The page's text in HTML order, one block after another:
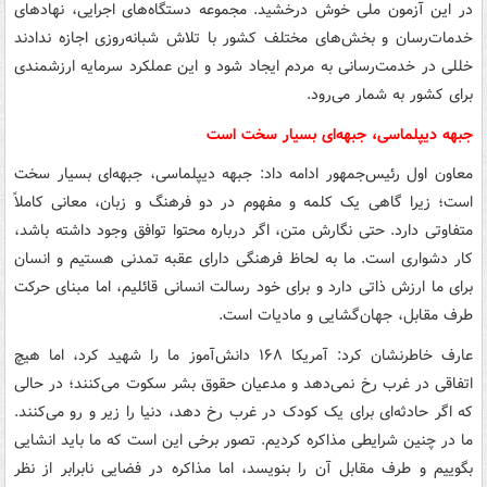
در این آزمون ملی خوش درخشید. مجموعه دستگاه‌های اجرایی، نهادهای
خدمات‌رسان و بخش‌های مختلف کشور با تلاش شبانه‌روزی اجازه ندادند
خللی در خدمت‌رسانی به مردم ایجاد شود و این عملکرد سرمایه ارزشمندی
برای کشور به شمار می‌رود.
جبهه دیپلماسی، جبهه‌ای بسیار سخت است
معاون اول رئیس‌جمهور ادامه داد: جبهه دیپلماسی، جبهه‌ای بسیار سخت
است؛ زیرا گاهی یک کلمه و مفهوم در دو فرهنگ و زبان، معانی کاملاً
متفاوتی دارد. حتی نگارش متن، اگر درباره محتوا توافق وجود داشته باشد،
کار دشواری است. ما به لحاظ فرهنگی دارای عقبه تمدنی هستیم و انسان
برای ما ارزش ذاتی دارد و برای خود رسالت انسانی قائلیم، اما مبنای حرکت
طرف مقابل، جهان‌گشایی و مادیات است.
عارف خاطرنشان کرد: آمریکا ۱۶۸ دانش‌آموز ما را شهید کرد، اما هیچ
اتفاقی در غرب رخ نمی‌دهد و مدعیان حقوق بشر سکوت می‌کنند؛ در حالی
که اگر حادثه‌ای برای یک کودک در غرب رخ دهد، دنیا را زیر و رو می‌کنند.
ما در چنین شرایطی مذاکره کردیم. تصور برخی این است که ما باید انشایی
بگوییم و طرف مقابل آن را بنویسد، اما مذاکره در فضایی نابرابر از نظر